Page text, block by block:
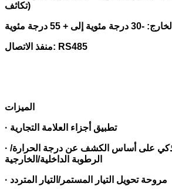
تكاثف)
الخارج: -30 درجة مئوية إلى + 55 درجة مئوية
منفذ الاتصال: RS485
الميزات
· تطبيق أجزاء العلامة التجارية
· وظيفة التحكم الذكي على أساس الكشف عن درجة الحرارة/
الرطوبة الداخلية/الخارجية
· مروحة تحويل التيار المستمر/التيار المتردد